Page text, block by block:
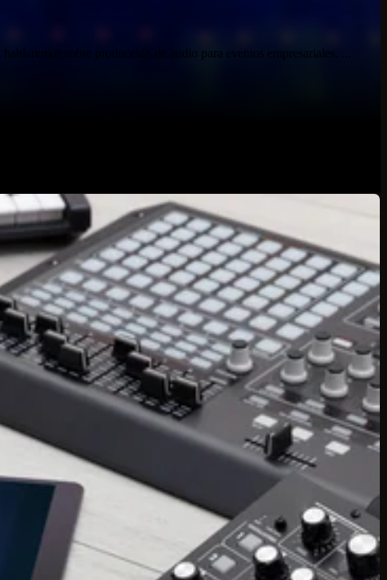
sobre producción de audio para eventos empresariales. ...